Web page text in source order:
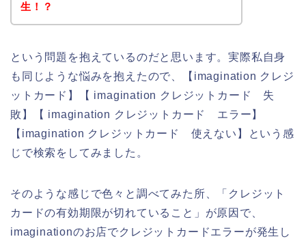
生！？
という問題を抱えているのだと思います。実際私自身
も同じような悩みを抱えたので、【imagination クレジ
ットカード】【 imagination クレジットカード 失
敗】【 imagination クレジットカード エラー】
【imagination クレジットカード 使えない】という感
じで検索をしてみました。
そのような感じで色々と調べてみた所、「クレジット
カードの有効期限が切れていること」が原因で、
imaginationのお店でクレジットカードエラーが発生し